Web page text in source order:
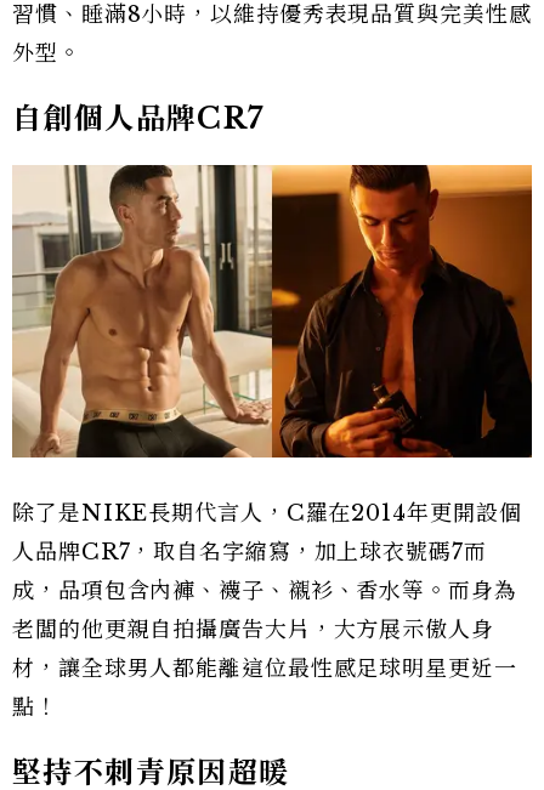
習慣、睡滿8小時，以維持優秀表現品質與完美性感
外型。
自創個人品牌CR7
除了是NIKE長期代言人，C羅在2014年更開設個
人品牌CR7，取自名字縮寫，加上球衣號碼7而
成，品項包含內褲、襪子、襯衫、香水等。而身為
老闆的他更親自拍攝廣告大片，大方展示傲人身
材，讓全球男人都能離這位最性感足球明星更近一
點！
堅持不刺青原因超暖